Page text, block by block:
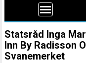
Statsråd Inga
Inn By Radisson
Svanemerket